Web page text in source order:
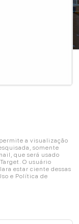
a visualização
somente
que será usado
O usuário
estar ciente dessas
e Política de